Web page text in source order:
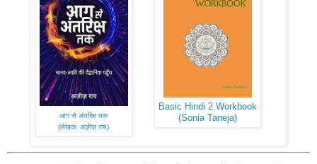
आग से अंतरिक्ष तक
(लेखक: अज़ीज़ राय)
Basic Hindi 2 Workbook
(Sonia Taneja)